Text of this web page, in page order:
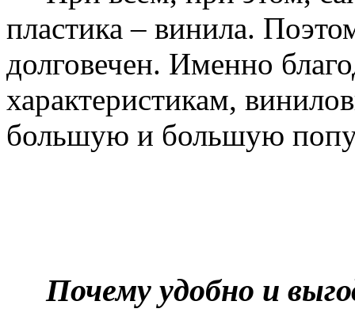
пластика – винила.
долговечен. Именно
характеристикам,
большую и большую
Почему удобно и